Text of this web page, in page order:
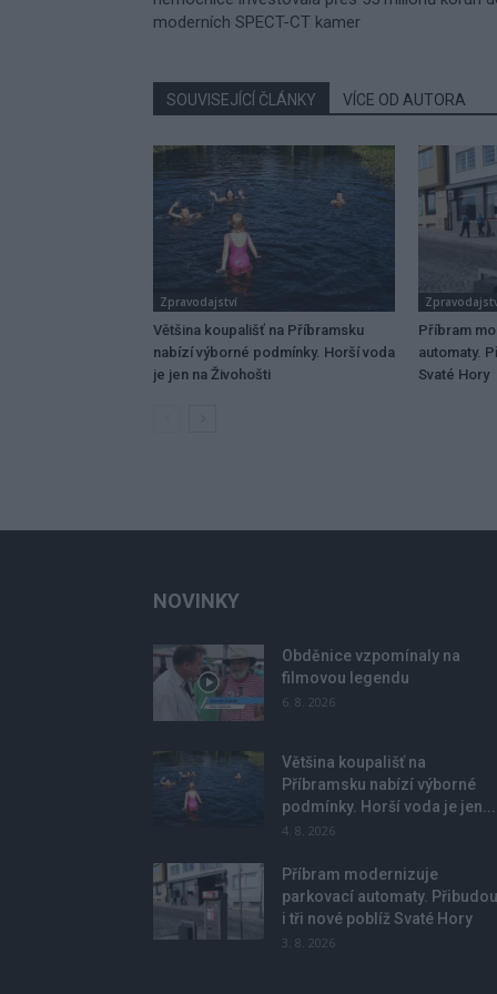
moderních SPECT-CT kamer
SOUVISEJÍCÍ ČLÁNKY VÍCE OD AUTORA
Zpravodajství
Většina koupališť na Příbramsku
nabízí výborné podmínky. Horší voda
je jen na Živohošti
Příbram
automaty.
Svaté Hory
NOVINKY
Obděnice vzpomínaly na
filmovou legendu
6. 8. 2026
Většina koupališť na
Příbramsku nabízí výborné
podmínky. Horší voda je jen...
4. 8. 2026
Příbram modernizuje
parkovací automaty. Přibudou
i tři nové poblíž Svaté Hory
3. 8. 2026